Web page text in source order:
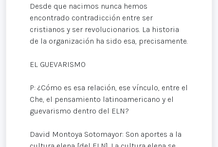
Desde que nacimos nunca hemos
encontrado contradicción entre ser
cristianos y ser revolucionarios. La historia
de la organización ha sido esa, precisamente.
EL GUEVARISMO
P: ¿Cómo es esa relación, ese vínculo, entre el
Che, el pensamiento latinoamericano y el
guevarismo dentro del ELN?
David Montoya Sotomayor: Son aportes a la